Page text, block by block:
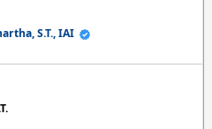
S.T., IAI